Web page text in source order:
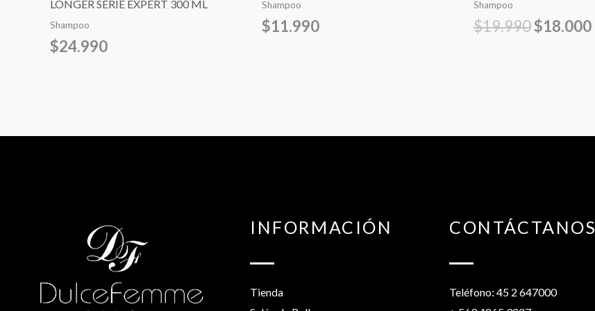
LONGER SERIE EXPERT 300 ML
Shampoo
$24.990
Shampoo
$11.990
Shampoo
$19.990$18.000
INFORMACIÓN
Tienda
CONTÁCTANOS
Teléfono: 45 2 647000